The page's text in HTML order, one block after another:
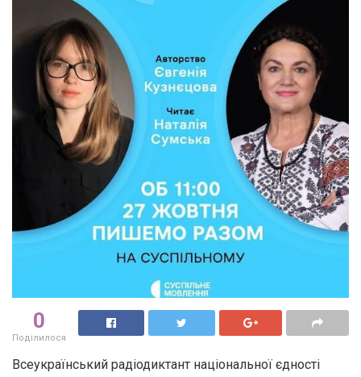
0
Поділилося
Всеукраїнський радіодиктант національної єдності